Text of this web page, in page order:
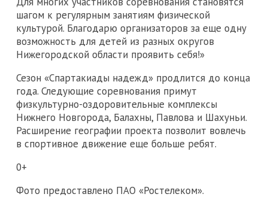
шагом к регулярным занятиям физической
культурой. Благодарю организаторов за еще одну
возможность для детей из разных округов
Нижегородской области проявить себя!»
Сезон «Спартакиады надежд» продлится до конца
года. Следующие соревнования примут
физкультурно-оздоровительные комплексы
Нижнего Новгорода, Балахны, Павлова и Шахуньи.
Расширение географии проекта позволит вовлечь
в спортивное движение еще больше ребят.
0+
Фото предоставлено ПАО «Ростелеком».